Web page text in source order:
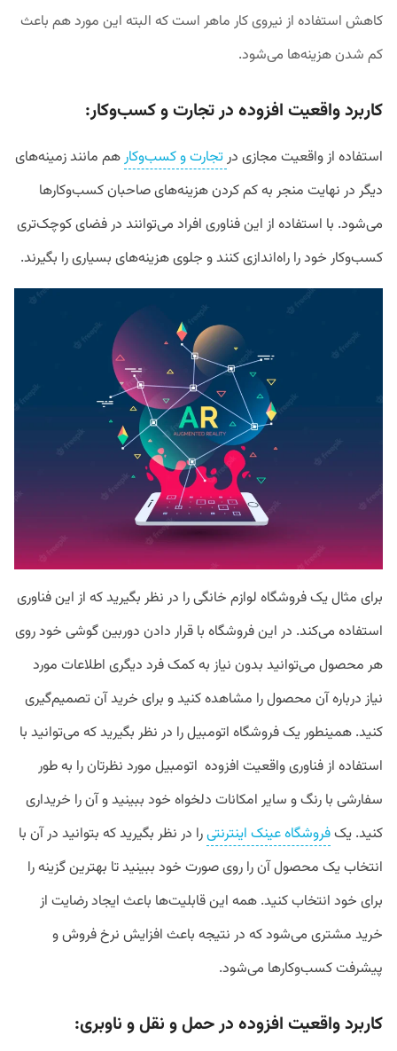
کاهش استفاده از نیروی کار ماهر است که البته این مورد هم باعث
کم شدن هزینه‌ها می‌شود.
کاربرد واقعیت افزوده در تجارت و کسب‌و‌کار:
استفاده از واقعیت مجازی درتجارت و کسب‌و‌کارهم مانند زمینه‌های
دیگر در نهایت منجر به کم کردن هزینه‌های صاحبان کسب‌و‌کار‌ها
می‌‌شود. با استفاده از این فناوری افراد می‌توانند در فضای کوچک‌تری
کسب‌و‌کار خود را راه‌اندازی کنند و جلوی هزینه‌های بسیاری را بگیرند.
برای مثال یک فروشگاه لوازم خانگی را در نظر بگیرید که از این فناوری
استفاده می‌کند. در این فروشگاه با قرار دادن دوربین گوشی خود روی
هر محصول می‌توانید بدون نیاز به کمک فرد دیگری اطلاعات مورد
نیاز درباره آن محصول را مشاهده کنید و برای خرید آن تصمیم‌گیری
کنید. همینطور یک فروشگاه اتومبیل را در نظر بگیرید که می‌توانید با
استفاده از فناوری واقعیت افزوده اتومبیل مورد نظرتان را به طور
سفارشی با رنگ و سایر امکانات دلخواه خود ببینید و آن را خریداری
کنید. یکفروشگاه عینک اینترنتیرا در نظر بگیرید که بتوانید در آن با
انتخاب یک محصول آن را روی صورت خود ببینید تا بهترین گزینه را
برای خود انتخاب کنید. همه این قابلیت‌ها باعث ایجاد رضایت از
خرید مشتری می‌شود که در نتیجه باعث افزایش نرخ فروش و
پیشرفت کسب‌و‌کارها می‌شود.
کاربرد واقعیت افزوده در حمل و نقل و ناوبری: